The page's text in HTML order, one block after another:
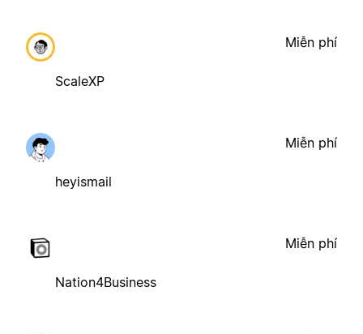
ScaleXP
Miễn phí
heyismail
Miễn phí
Nation4Business
Miễn phí